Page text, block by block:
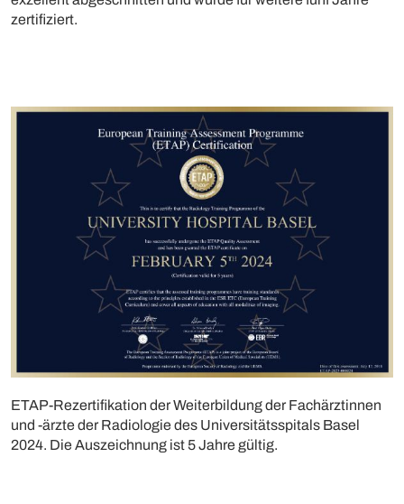
zertifiziert.
ETAP-Rezertifikation der Weiterbildung der Fachärztinnen
und -ärzte der Radiologie des Universitätsspitals Basel
2024. Die Auszeichnung ist 5 Jahre gültig.